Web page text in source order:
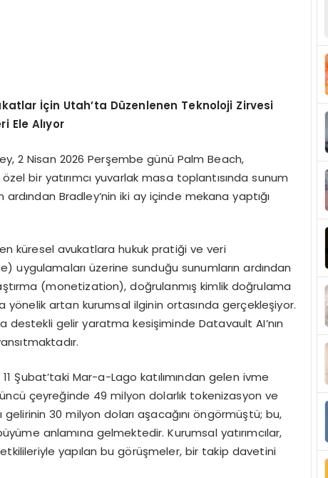
İçin Utah’ta Düzenlenen Teknoloji Zirvesi
Ele Alıyor
2 Nisan 2026 Perşembe günü Palm Beach,
bir yatırımcı yuvarlak masa toplantısında sunum
Bradley’nin iki ay içinde mekana yaptığı
küresel avukatlara hukuk pratiği ve veri
üzerine sunduğu sunumların ardından
(monetization), doğrulanmış kimlik doğrulama
yönelik artan kurumsal ilginin ortasında gerçekleşiyor.
gelir yaratma kesişiminde Datavault AI’nın
Şubat’taki Mar-a-Lago katılımından gelen ivme
çeyreğinde 49 milyon dolarlık tokenizasyon ve
gelirinin 30 milyon doları aşacağını öngörmüştü; bu,
anlamına gelmektedir. Kurumsal yatırımcılar,
yapılan bu görüşmeler, bir takip davetini